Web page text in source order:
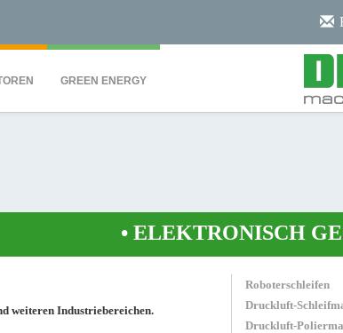
GREEN ENERGY
ELEKTRONISCH
weiteren Industriebereichen.
Roboterschleifen
Druckluft-
Druckluft-